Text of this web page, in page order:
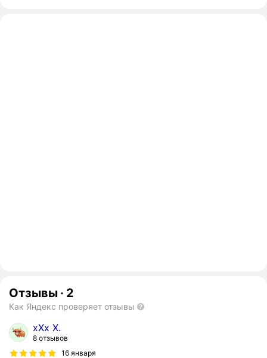
Отзывы · 2
Как Яндекс проверяет отзывы
xXx X.
8 отзывов
16 января